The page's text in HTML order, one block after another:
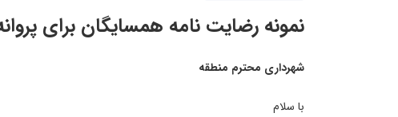
نمونه رضایت نامه همسایگان برای
شهرداری محترم منطقه
با سلام